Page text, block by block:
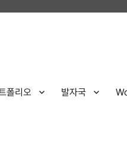
폴리오 발자국